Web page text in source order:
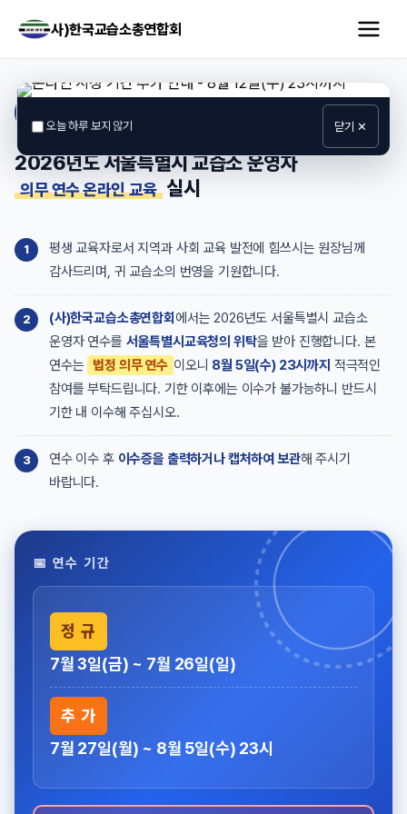
사)한국교습소총연합회
2026년도 서울특별시 교습소 운영자
의무 연수 온라인 교육 실시
평생 교육자로서 지역과 사회 교육 발전에 힘쓰시는 원장님께
감사드리며, 귀 교습소의 번영을 기원합니다.
(사)한국교습소총연합회 에서는 2026년도 서울특별시 교습소
운영자 연수를 서울특별시교육청의 위탁을 받아 진행합니다. 본
연수는
법정 의무 연수 이오니 8월 5일(수) 23시까지 적극적인
참여를 부탁드립니다. 기한 이후에는 이수가 불가능하니 반드시
기한 내 이수해 주십시오.
연수 이수 후 이수증을 출력하거나 캡처하여 보관해 주시기
바랍니다.
📅 연수 기간
정 규
7월 3일(금) ~ 7월 26일(일)
추 가
7월 27일(월) ~ 8월 5일(수) 23시
오늘 하루 보지 않기 닫기 ✕